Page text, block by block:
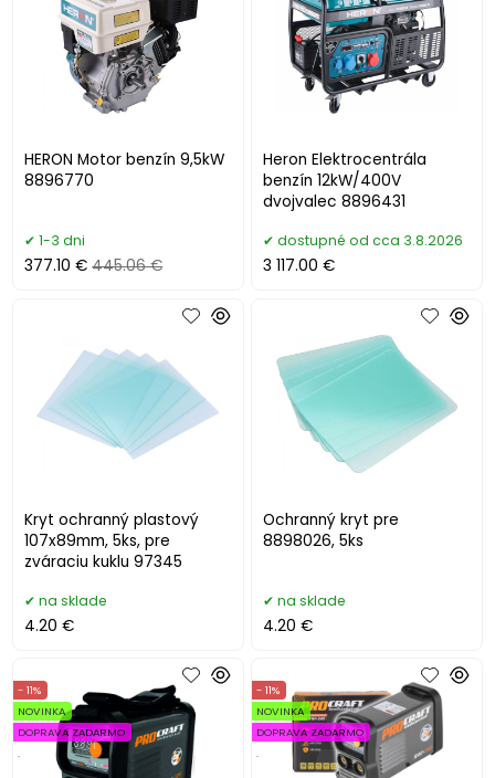
HERON Motor benzín 9,5kW
8896770
1-3 dni
377.10 € 445.06 €
Heron Elektrocentrála
benzín 12kW/400V
dvojvalec 8896431
dostupné od cca 3.8.2026
3 117.00 €
Kryt ochranný plastový
107x89mm, 5ks, pre
zváraciu kuklu 97345
na sklade
4.20 €
Ochranný kryt pre
8898026, 5ks
na sklade
4.20 €
- 11%
NOVINKA
DOPRAVA ZADARMO
.
- 11%
NOVINKA
DOPRAVA ZADARMO
.